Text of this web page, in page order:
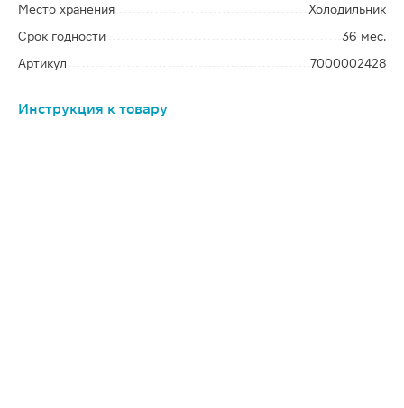
Место хранения
Холодильник
Срок годности
36 мес.
Артикул
7000002428
Инструкция к товару